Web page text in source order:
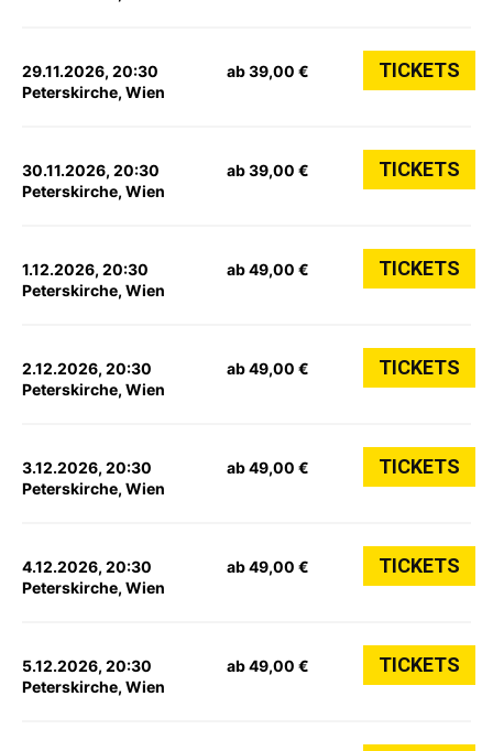
29.11.2026, 20:30
Peterskirche, Wien
ab 39,00 € TICKETS
30.11.2026, 20:30
Peterskirche, Wien
ab 39,00 € TICKETS
1.12.2026, 20:30
Peterskirche, Wien
ab 49,00 € TICKETS
2.12.2026, 20:30
Peterskirche, Wien
ab 49,00 € TICKETS
3.12.2026, 20:30
Peterskirche, Wien
ab 49,00 € TICKETS
4.12.2026, 20:30
Peterskirche, Wien
ab 49,00 € TICKETS
5.12.2026, 20:30
Peterskirche, Wien
ab 49,00 € TICKETS